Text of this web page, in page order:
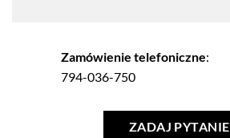
Zamówienie telefoniczne:
794-036-750
ZADAJ PYTANIE